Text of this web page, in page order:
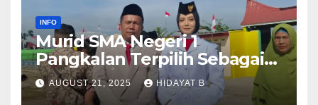
INFO
Murid SMA Negeri 1
Pangkalan Terpilih Sebagai
Anggota Paskibra Tingkat
Kabupaten Lima Puluh Kota
AUGUST 21, 2025 HIDAYAT B